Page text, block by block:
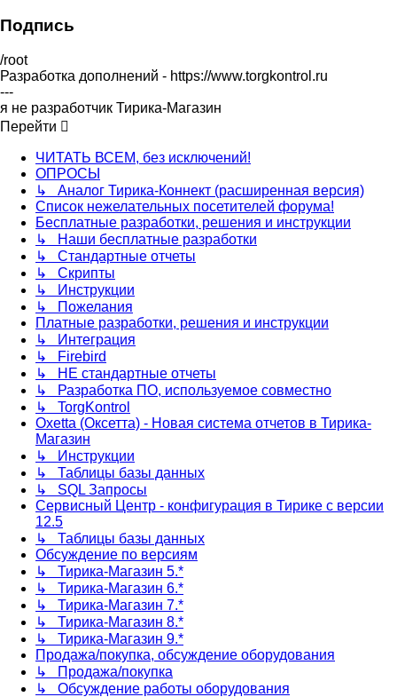
Подпись
/root
Разработка дополнений - https://www.torgkontrol.ru
---
я не разработчик Тирика-Магазин
Перейти
ЧИТАТЬ ВСЕМ, без исключений!
ОПРОСЫ
↳ Аналог Тирика-Коннект (расширенная версия)
Список нежелательных посетителей форума!
Бесплатные разработки, решения и инструкции
↳ Наши бесплатные разработки
↳ Стандартные отчеты
↳ Скрипты
↳ Инструкции
↳ Пожелания
Платные разработки, решения и инструкции
↳ Интеграция
↳ Firebird
↳ НЕ стандартные отчеты
↳ Разработка ПО, используемое совместно
↳ TorgKontrol
Oxetta (Оксетта) - Новая система отчетов в Тирика-
Магазин
↳ Инструкции
↳ Таблицы базы данных
↳ SQL Запросы
Сервисный Центр - конфигурация в Тирике с версии
12.5
↳ Таблицы базы данных
Обсуждение по версиям
↳ Тирика-Магазин 5.*
↳ Тирика-Магазин 6.*
↳ Тирика-Магазин 7.*
↳ Тирика-Магазин 8.*
↳ Тирика-Магазин 9.*
Продажа/покупка, обсуждение оборудования
↳ Продажа/покупка
↳ Обсуждение работы оборудования